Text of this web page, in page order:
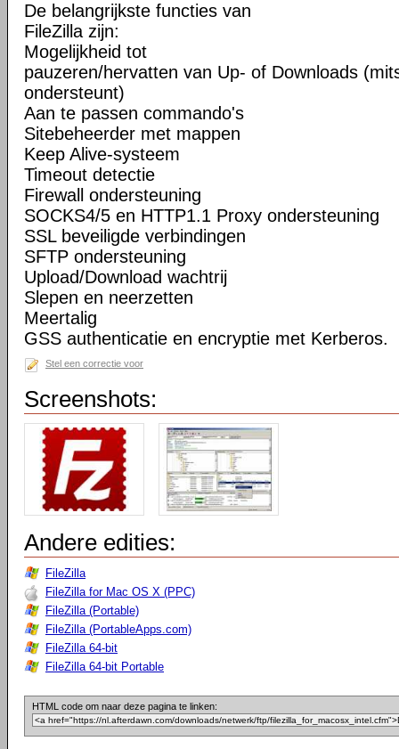
De belangrijkste functies van
FileZilla zijn:
Mogelijkheid tot
pauzeren/hervatten van Up- of Downloads
ondersteunt)
Aan te passen commando's
Sitebeheerder met mappen
Keep Alive-systeem
Timeout detectie
Firewall ondersteuning
SOCKS4/5 en HTTP1.1 Proxy ondersteuning
SSL beveiligde verbindingen
SFTP ondersteuning
Upload/Download wachtrij
Slepen en neerzetten
Meertalig
GSS authenticatie en encryptie met Kerberos.
Stel een correctie voor
Screenshots:
Andere edities:
FileZilla
FileZilla for Mac OS X (PPC)
FileZilla (Portable)
FileZilla (PortableApps.com)
FileZilla 64-bit
FileZilla 64-bit Portable
HTML code om naar deze pagina te linken: